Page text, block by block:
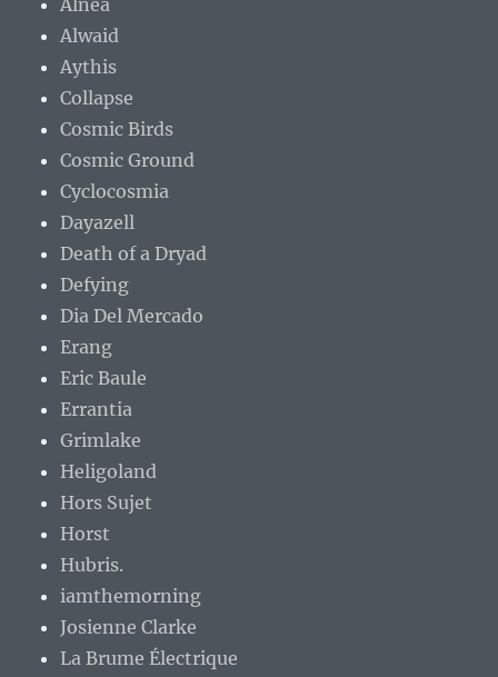
Alnea
Alwaid
Aythis
Collapse
Cosmic Birds
Cosmic Ground
Cyclocosmia
Dayazell
Death of a Dryad
Defying
Dia Del Mercado
Erang
Eric Baule
Errantia
Grimlake
Heligoland
Hors Sujet
Horst
Hubris.
iamthemorning
Josienne Clarke
La Brume Électrique